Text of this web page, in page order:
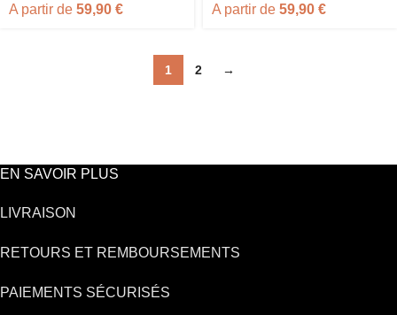
A partir de 59,90 € A partir de 59,90 €
1 2 →
EN SAVOIR PLUS
LIVRAISON
RETOURS ET REMBOURSEMENTS
PAIEMENTS SÉCURISÉS